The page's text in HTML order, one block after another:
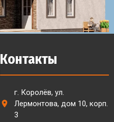
Контакты
г. Королёв, ул.
Лермонтова, дом 10, корп.
3